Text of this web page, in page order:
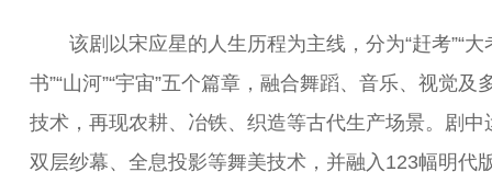
该剧以宋应星的人生历程为主线，分为“赶考”“大
书”“山河”“宇宙”五个篇章，融合舞蹈、音乐、视觉及
技术，再现农耕、冶铁、织造等古代生产场景。剧中
双层纱幕、全息投影等舞美技术，并融入123幅明代